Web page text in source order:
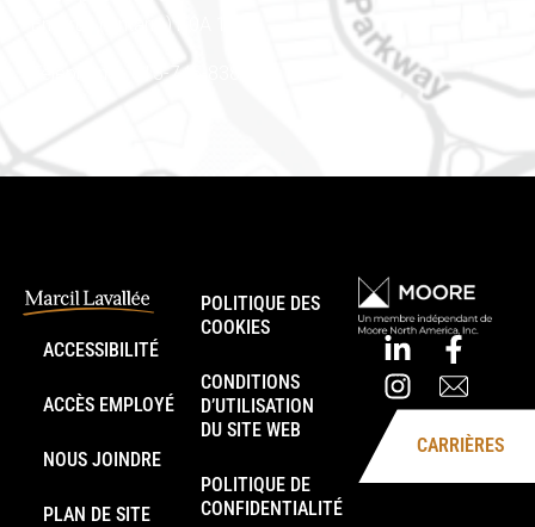
Embrun (Ontario) K0A 1W1
Téléphone : 613-745-8387
ACCESSIBILITÉ
ACCÈS EMPLOYÉ
NOUS JOINDRE
PLAN DE SITE
POLITIQUE DES
COOKIES
CONDITIONS
D’UTILISATION
DU SITE WEB
POLITIQUE DE
CONFIDENTIALITÉ
CARRIÈRES